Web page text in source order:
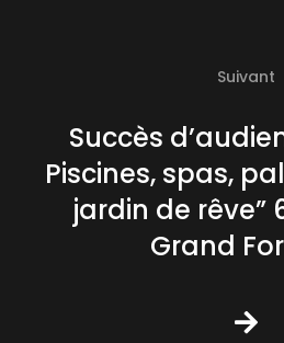
Suivant
Succès
Piscines, spas,
jardin de rêve”
Grand